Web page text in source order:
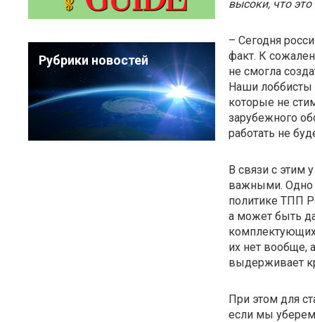
Рубрики новостей
высоки, что
– Сегодня
факт. К
не смогла
Наши лоббисты
которые не
зарубежного
работать не
В связи с этим
важными. Одно
политике ТПП
а может быть
их нет вообще,
выдерживает
При этом для
если мы